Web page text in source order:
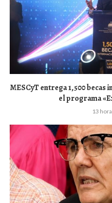
MESCyT entrega 1,500 becas
el programa
13